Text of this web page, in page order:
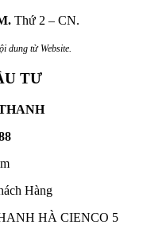
Thứ 2 – CN.
dung từ Website.
TƯ
Hàng
HÀ CIENCO 5